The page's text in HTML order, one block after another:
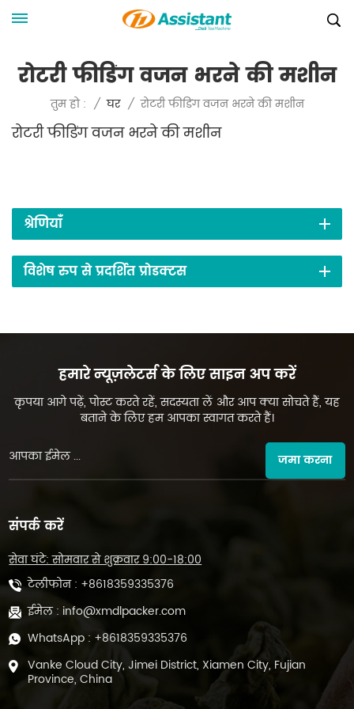
रोटरी फीडिंग वजन भरने की मशीन
तुम हो : / घर / रोटरी फीडिंग वजन भरने की मशीन
रोटरी फीडिंग वजन भरने की मशीन
श्रेणियाँ
विशेष रुप से प्रदर्शित प्रोडक्टस
हमारे न्यूज़लेटर्स के लिए साइन अप करें
कृपया आगे पढ़ें, पोस्ट करते रहें, सदस्यता लें और आप क्या सोचते हैं, यह
बताने के लिए हम आपका स्वागत करते हैं।
जमा करना
संपर्क करें
सेवा घंटे: सोमवार से शुक्रवार 9:00-18:00
टेलीफोन : +8618359335376
ईमेल : info@xmdlpacker.com
WhatsApp : +8618359335376
Vanke Cloud City, Jimei District, Xiamen City, Fujian
Province, China